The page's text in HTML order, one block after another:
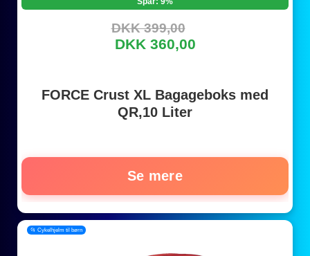
DKK 399,00
DKK 360,00
FORCE Crust XL Bagageboks med
QR,10 Liter
Se mere
📂 Cykelhjelm til børn